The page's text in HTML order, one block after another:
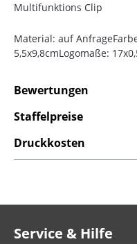
Multifunktions Clip
Material: auf
5,5x9,8cmLogomaße:
Bewertungen
Staffelpreise
Druckkosten
Service & Hilfe